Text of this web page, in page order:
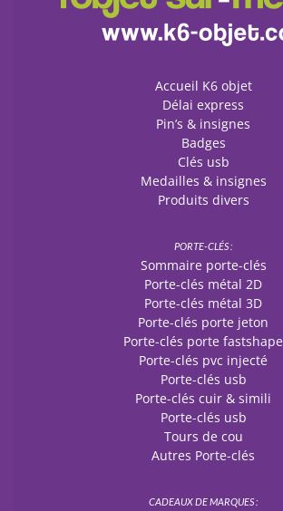
Accueil K6 objet
Délai express
Pin’s & insignes
Badges
Clés usb
Medailles & insignes
Produits divers
PORTE-CLÉS :
Sommaire porte-clés
Porte-clés métal 2D
Porte-clés métal 3D
Porte-clés porte jeton
Porte-clés porte fastshape
Porte-clés pvc injecté
Porte-clés usb
Porte-clés cuir & simili
Porte-clés usb
Tours de cou
Autres Porte-clés
CADEAUX DE MARQUES :